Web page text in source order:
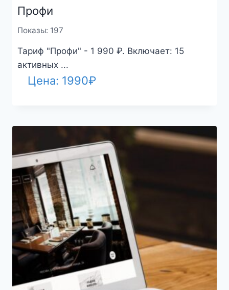
Профи
Показы: 197
Тариф "Профи" - 1 990 ₽. Включает: 15
активных ...
Цена: 1990₽